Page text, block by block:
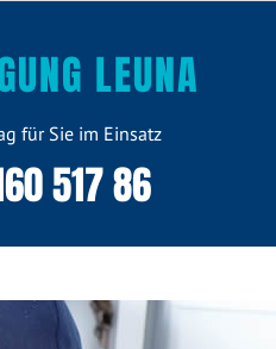
LEUNA
für Sie im Einsatz
517 86